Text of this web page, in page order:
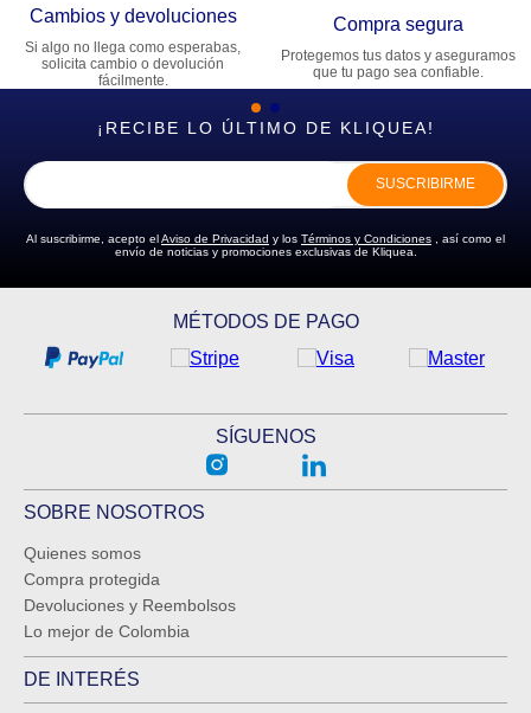
Cambios y devoluciones
Si algo no llega como esperabas,
solicita cambio o devolución
fácilmente.
Compra segura
Protegemos tus datos y aseguramos
que tu pago sea confiable.
¡RECIBE LO ÚLTIMO DE KLIQUEA!
SUSCRIBIRME
Al suscribirme, acepto elAviso de Privacidad y los Términos y Condiciones , así como el
envío de noticias y promociones exclusivas de Kliquea.
MÉTODOS DE PAGO
SÍGUENOS
SOBRE NOSOTROS
Quienes somos
Compra protegida
Devoluciones y Reembolsos
Lo mejor de Colombia
DE INTERÉS